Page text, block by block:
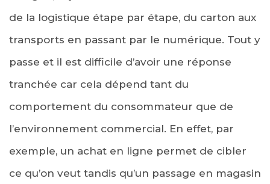
de la logistique étape par étape, du carton aux
transports en passant par le numérique. Tout y
passe et il est difficile d’avoir une réponse
tranchée car cela dépend tant du
comportement du consommateur que de
l’environnement commercial. En effet, par
exemple, un achat en ligne permet de cibler
ce qu’on veut tandis qu’un passage en magasin